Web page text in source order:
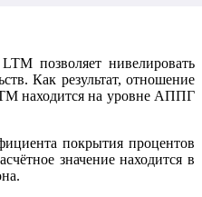
позволяет нивелировать
Как результат, отношение
находится на уровне АППГ
покрытия процентов
значение находится в